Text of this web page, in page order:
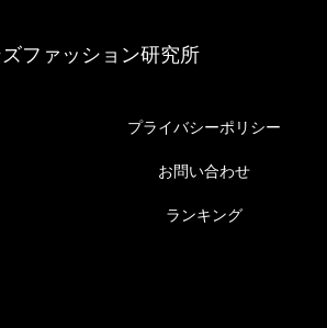
ファッション研究所
プライバシーポリシー
お問い合わせ
ランキング